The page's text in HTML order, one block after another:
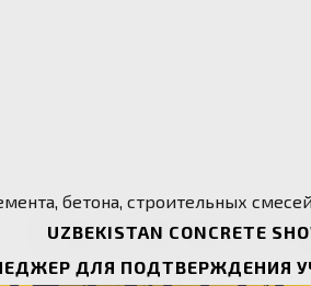
бетона, строительных
UZBEKISTAN CONCRETE
ДЛЯ ПОДТВЕРЖДЕНИЯ